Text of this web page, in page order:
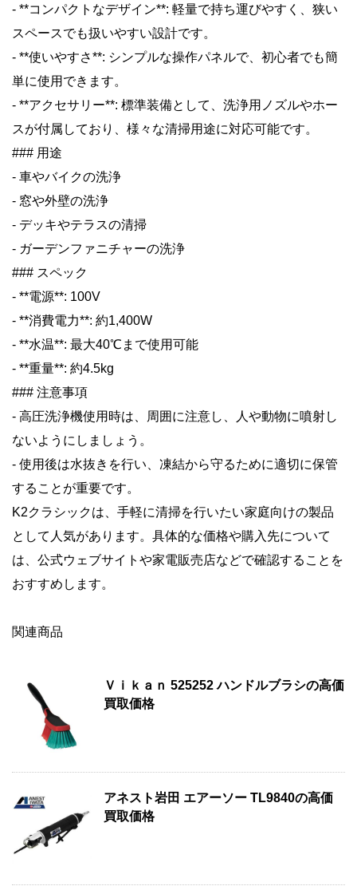
- **コンパクトなデザイン**: 軽量で持ち運びやすく、狭い
スペースでも扱いやすい設計です。
- **使いやすさ**: シンプルな操作パネルで、初心者でも簡
単に使用できます。
- **アクセサリー**: 標準装備として、洗浄用ノズルやホー
スが付属しており、様々な清掃用途に対応可能です。
### 用途
- 車やバイクの洗浄
- 窓や外壁の洗浄
- デッキやテラスの清掃
- ガーデンファニチャーの洗浄
### スペック
- **電源**: 100V
- **消費電力**: 約1,400W
- **水温**: 最大40℃まで使用可能
- **重量**: 約4.5kg
### 注意事項
- 高圧洗浄機使用時は、周囲に注意し、人や動物に噴射し
ないようにしましょう。
- 使用後は水抜きを行い、凍結から守るために適切に保管
することが重要です。
K2クラシックは、手軽に清掃を行いたい家庭向けの製品
として人気があります。具体的な価格や購入先について
は、公式ウェブサイトや家電販売店などで確認することを
おすすめします。
関連商品
Ｖｉｋａｎ 525252 ハンドルブラシの高価
買取価格
アネスト岩田 エアーソー TL9840の高価
買取価格